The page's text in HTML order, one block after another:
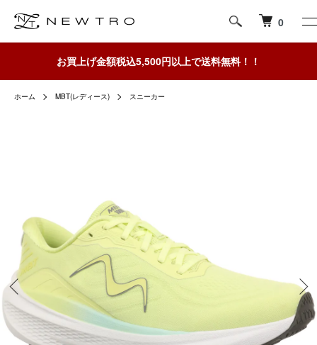
0
お買上げ金額税込5,500円以上で送料無料！！
ホーム MBT(レディース) スニーカー